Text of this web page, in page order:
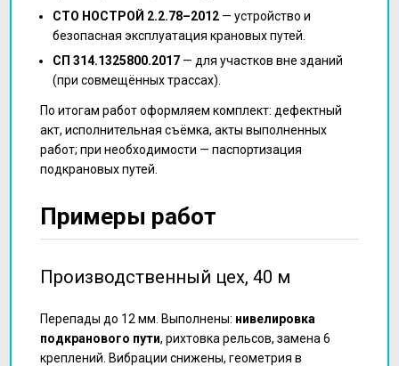
СТО НОСТРОЙ 2.2.78–2012 — устройство и
безопасная эксплуатация крановых путей.
СП 314.1325800.2017 — для участков вне зданий
(при совмещённых трассах).
По итогам работ оформляем комплект: дефектный
акт, исполнительная съёмка, акты выполненных
работ; при необходимости — паспортизация
подкрановых путей.
Примеры работ
Производственный цех, 40 м
Перепады до 12 мм. Выполнены: нивелировка
подкранового пути, рихтовка рельсов, замена 6
креплений. Вибрации снижены, геометрия в